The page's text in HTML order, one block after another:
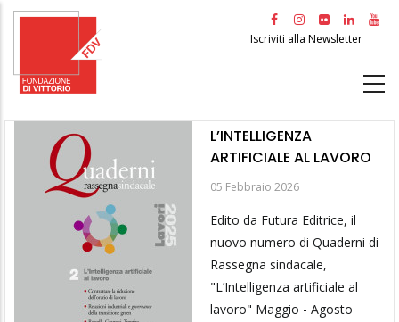
Salta
principale
Iscriviti alla Newsletter
L’INTELLIGENZA
ARTIFICIALE AL LAVORO
05 Febbraio 2026
Edito da Futura Editrice, il
nuovo numero di Quaderni di
Rassegna sindacale,
"L’Intelligenza artificiale al
lavoro" Maggio - Agosto